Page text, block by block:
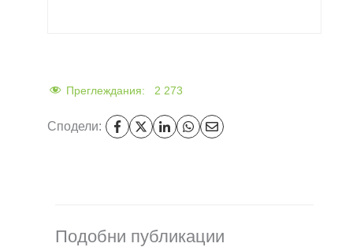
Преглеждания: 2 273
Сподели:
Подобни публикации